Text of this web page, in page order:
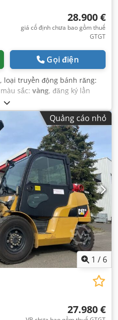
28.900 €
giá cố định chưa bao gồm thuế
GTGT
Gọi điện
, loại truyền động bánh răng:
sắc: vàng, đăng ký lần
thải:
hoạt động:3.700 h, cabin
Quảng cáo nhỏ
1 / 6
27.980 €